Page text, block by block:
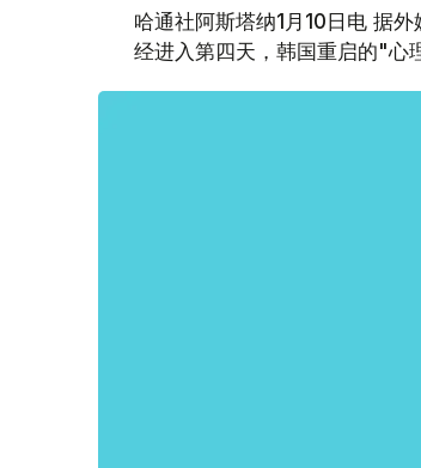
哈通社阿斯塔纳1月10日电 据
经进入第四天，韩国重启的"心